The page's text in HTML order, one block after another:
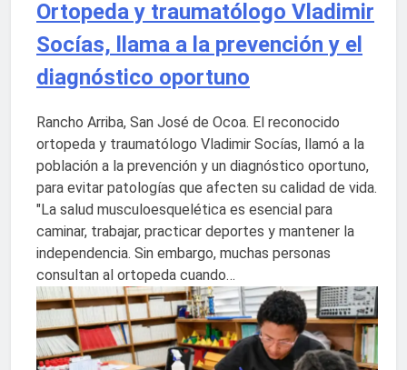
Ortopeda y traumatólogo Vladimir
Socías, llama a la prevención y el
diagnóstico oportuno
Rancho Arriba, San José de Ocoa. El reconocido
ortopeda y traumatólogo Vladimir Socías, llamó a la
población a la prevención y un diagnóstico oportuno,
para evitar patologías que afecten su calidad de vida.
"La salud musculoesquelética es esencial para
caminar, trabajar, practicar deportes y mantener la
independencia. Sin embargo, muchas personas
consultan al ortopeda cuando…